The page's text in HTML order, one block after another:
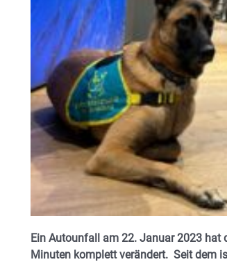
Ein Autounfall am 22. Januar 2023 hat
Minuten komplett verändert. Seit dem